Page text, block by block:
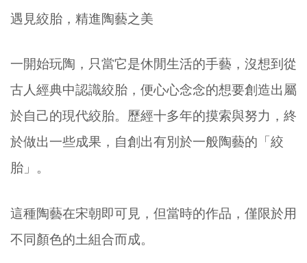
遇見絞胎，精進陶藝之美
一開始玩陶，只當它是休閒生活的手藝，沒想到從
古人經典中認識絞胎，便心心念念的想要創造出屬
於自己的現代絞胎。歷經十多年的摸索與努力，終
於做出一些成果，自創出有別於一般陶藝的「絞
胎」。
這種陶藝在宋朝即可見，但當時的作品，僅限於用
不同顏色的土組合而成。